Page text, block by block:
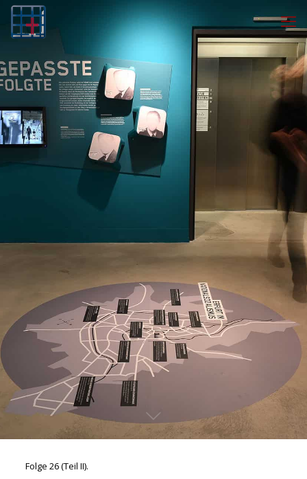
Folge 26 (Teil II).